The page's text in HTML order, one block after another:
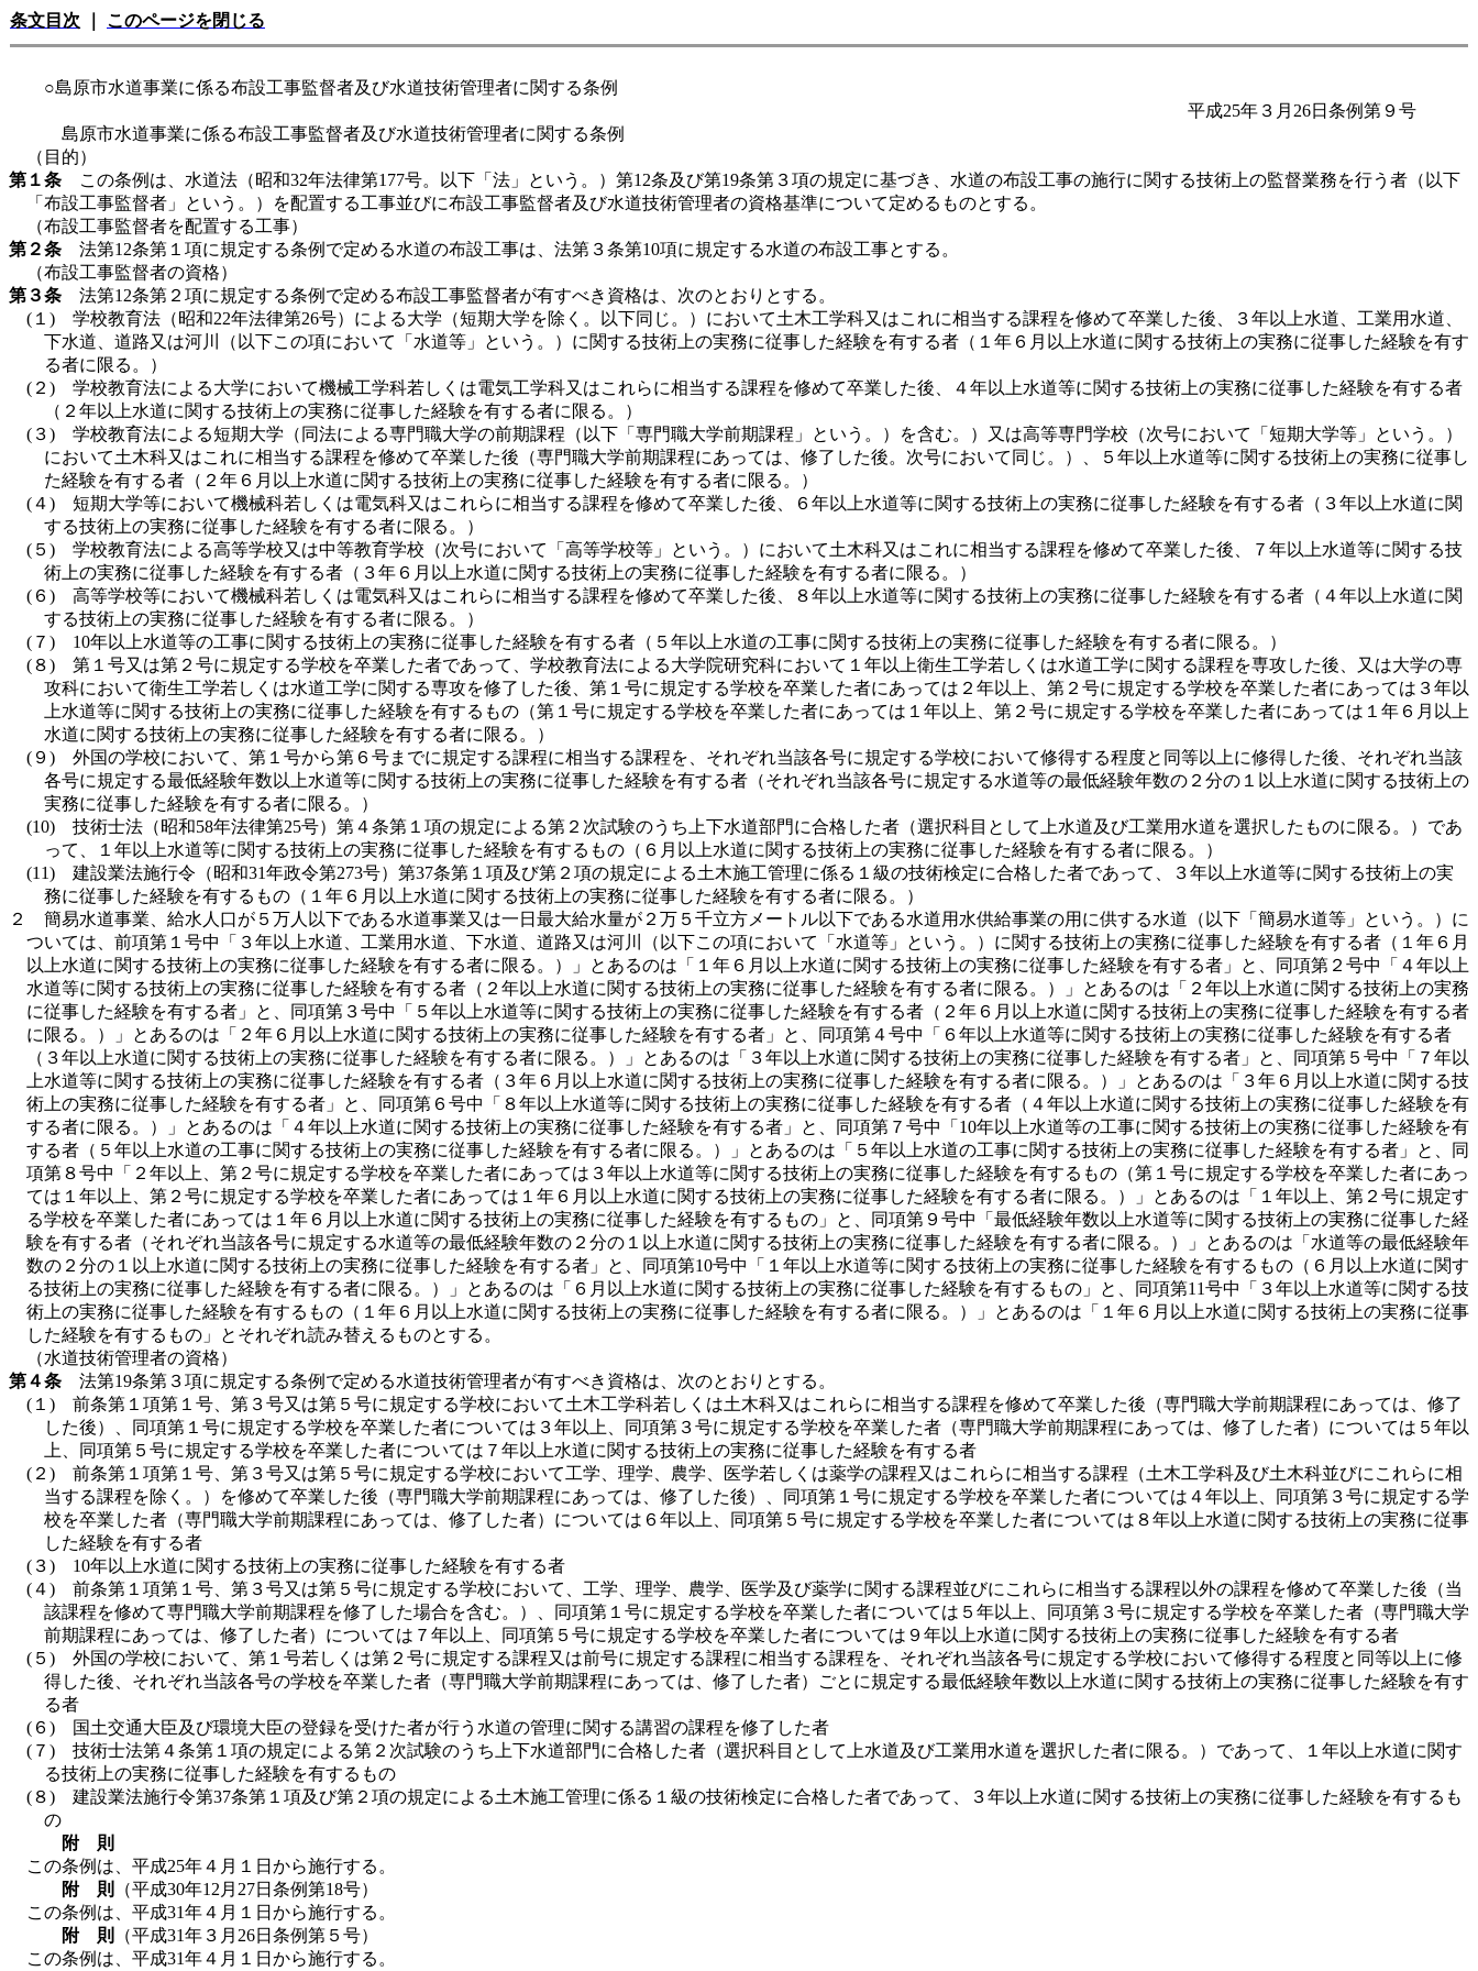
条文目次 このページを閉じる
○島原市水道事業に係る布設工事監督者及び水道技術管理者に関する条例
平成25年３月26日条例第９号
島原市水道事業に係る布設工事監督者及び水道技術管理者に関する条例
（目的）
第１条 この条例は、水道法（昭和32年法律第177号。以下「法」という。）第12条及び第19条第３項の規定に基づき、水道の布設工事の施行に関する技術上の監督業務を行う者（以下
「布設工事監督者」という。）を配置する工事並びに布設工事監督者及び水道技術管理者の資格基準について定めるものとする。
（布設工事監督者を配置する工事）
第２条 法第12条第１項に規定する条例で定める水道の布設工事は、法第３条第10項に規定する水道の布設工事とする。
（布設工事監督者の資格）
第３条 法第12条第２項に規定する条例で定める布設工事監督者が有すべき資格は、次のとおりとする。
(１) 学校教育法（昭和22年法律第26号）による大学（短期大学を除く。以下同じ。）において土木工学科又はこれに相当する課程を修めて卒業した後、３年以上水道、工業用水道、
下水道、道路又は河川（以下この項において「水道等」という。）に関する技術上の実務に従事した経験を有する者（１年６月以上水道に関する技術上の実務に従事した経験を有す
る者に限る。）
(２) 学校教育法による大学において機械工学科若しくは電気工学科又はこれらに相当する課程を修めて卒業した後、４年以上水道等に関する技術上の実務に従事した経験を有する者
（２年以上水道に関する技術上の実務に従事した経験を有する者に限る。）
(３) 学校教育法による短期大学（同法による専門職大学の前期課程（以下「専門職大学前期課程」という。）を含む。）又は高等専門学校（次号において「短期大学等」という。）
において土木科又はこれに相当する課程を修めて卒業した後（専門職大学前期課程にあっては、修了した後。次号において同じ。）、５年以上水道等に関する技術上の実務に従事し
た経験を有する者（２年６月以上水道に関する技術上の実務に従事した経験を有する者に限る。）
(４) 短期大学等において機械科若しくは電気科又はこれらに相当する課程を修めて卒業した後、６年以上水道等に関する技術上の実務に従事した経験を有する者（３年以上水道に関
する技術上の実務に従事した経験を有する者に限る。）
(５) 学校教育法による高等学校又は中等教育学校（次号において「高等学校等」という。）において土木科又はこれに相当する課程を修めて卒業した後、７年以上水道等に関する技
術上の実務に従事した経験を有する者（３年６月以上水道に関する技術上の実務に従事した経験を有する者に限る。）
(６) 高等学校等において機械科若しくは電気科又はこれらに相当する課程を修めて卒業した後、８年以上水道等に関する技術上の実務に従事した経験を有する者（４年以上水道に関
する技術上の実務に従事した経験を有する者に限る。）
(７) 10年以上水道等の工事に関する技術上の実務に従事した経験を有する者（５年以上水道の工事に関する技術上の実務に従事した経験を有する者に限る。）
(８) 第１号又は第２号に規定する学校を卒業した者であって、学校教育法による大学院研究科において１年以上衛生工学若しくは水道工学に関する課程を専攻した後、又は大学の専
攻科において衛生工学若しくは水道工学に関する専攻を修了した後、第１号に規定する学校を卒業した者にあっては２年以上、第２号に規定する学校を卒業した者にあっては３年以
上水道等に関する技術上の実務に従事した経験を有するもの（第１号に規定する学校を卒業した者にあっては１年以上、第２号に規定する学校を卒業した者にあっては１年６月以上
水道に関する技術上の実務に従事した経験を有する者に限る。）
(９) 外国の学校において、第１号から第６号までに規定する課程に相当する課程を、それぞれ当該各号に規定する学校において修得する程度と同等以上に修得した後、それぞれ当該
各号に規定する最低経験年数以上水道等に関する技術上の実務に従事した経験を有する者（それぞれ当該各号に規定する水道等の最低経験年数の２分の１以上水道に関する技術上の
実務に従事した経験を有する者に限る。）
(10) 技術士法（昭和58年法律第25号）第４条第１項の規定による第２次試験のうち上下水道部門に合格した者（選択科目として上水道及び工業用水道を選択したものに限る。）であ
って、１年以上水道等に関する技術上の実務に従事した経験を有するもの（６月以上水道に関する技術上の実務に従事した経験を有する者に限る。）
(11) 建設業法施行令（昭和31年政令第273号）第37条第１項及び第２項の規定による土木施工管理に係る１級の技術検定に合格した者であって、３年以上水道等に関する技術上の実
務に従事した経験を有するもの（１年６月以上水道に関する技術上の実務に従事した経験を有する者に限る。）
２ 簡易水道事業、給水人口が５万人以下である水道事業又は一日最大給水量が２万５千立方メートル以下である水道用水供給事業の用に供する水道（以下「簡易水道等」という。）に
ついては、前項第１号中「３年以上水道、工業用水道、下水道、道路又は河川（以下この項において「水道等」という。）に関する技術上の実務に従事した経験を有する者（１年６月
以上水道に関する技術上の実務に従事した経験を有する者に限る。）」とあるのは「１年６月以上水道に関する技術上の実務に従事した経験を有する者」と、同項第２号中「４年以上
水道等に関する技術上の実務に従事した経験を有する者（２年以上水道に関する技術上の実務に従事した経験を有する者に限る。）」とあるのは「２年以上水道に関する技術上の実務
に従事した経験を有する者」と、同項第３号中「５年以上水道等に関する技術上の実務に従事した経験を有する者（２年６月以上水道に関する技術上の実務に従事した経験を有する者
に限る。）」とあるのは「２年６月以上水道に関する技術上の実務に従事した経験を有する者」と、同項第４号中「６年以上水道等に関する技術上の実務に従事した経験を有する者
（３年以上水道に関する技術上の実務に従事した経験を有する者に限る。）」とあるのは「３年以上水道に関する技術上の実務に従事した経験を有する者」と、同項第５号中「７年以
上水道等に関する技術上の実務に従事した経験を有する者（３年６月以上水道に関する技術上の実務に従事した経験を有する者に限る。）」とあるのは「３年６月以上水道に関する技
術上の実務に従事した経験を有する者」と、同項第６号中「８年以上水道等に関する技術上の実務に従事した経験を有する者（４年以上水道に関する技術上の実務に従事した経験を有
する者に限る。）」とあるのは「４年以上水道に関する技術上の実務に従事した経験を有する者」と、同項第７号中「10年以上水道等の工事に関する技術上の実務に従事した経験を有
する者（５年以上水道の工事に関する技術上の実務に従事した経験を有する者に限る。）」とあるのは「５年以上水道の工事に関する技術上の実務に従事した経験を有する者」と、同
項第８号中「２年以上、第２号に規定する学校を卒業した者にあっては３年以上水道等に関する技術上の実務に従事した経験を有するもの（第１号に規定する学校を卒業した者にあっ
ては１年以上、第２号に規定する学校を卒業した者にあっては１年６月以上水道に関する技術上の実務に従事した経験を有する者に限る。）」とあるのは「１年以上、第２号に規定す
る学校を卒業した者にあっては１年６月以上水道に関する技術上の実務に従事した経験を有するもの」と、同項第９号中「最低経験年数以上水道等に関する技術上の実務に従事した経
験を有する者（それぞれ当該各号に規定する水道等の最低経験年数の２分の１以上水道に関する技術上の実務に従事した経験を有する者に限る。）」とあるのは「水道等の最低経験年
数の２分の１以上水道に関する技術上の実務に従事した経験を有する者」と、同項第10号中「１年以上水道等に関する技術上の実務に従事した経験を有するもの（６月以上水道に関す
る技術上の実務に従事した経験を有する者に限る。）」とあるのは「６月以上水道に関する技術上の実務に従事した経験を有するもの」と、同項第11号中「３年以上水道等に関する技
術上の実務に従事した経験を有するもの（１年６月以上水道に関する技術上の実務に従事した経験を有する者に限る。）」とあるのは「１年６月以上水道に関する技術上の実務に従事
した経験を有するもの」とそれぞれ読み替えるものとする。
（水道技術管理者の資格）
第４条 法第19条第３項に規定する条例で定める水道技術管理者が有すべき資格は、次のとおりとする。
(１) 前条第１項第１号、第３号又は第５号に規定する学校において土木工学科若しくは土木科又はこれらに相当する課程を修めて卒業した後（専門職大学前期課程にあっては、修了
した後）、同項第１号に規定する学校を卒業した者については３年以上、同項第３号に規定する学校を卒業した者（専門職大学前期課程にあっては、修了した者）については５年以
上、同項第５号に規定する学校を卒業した者については７年以上水道に関する技術上の実務に従事した経験を有する者
(２) 前条第１項第１号、第３号又は第５号に規定する学校において工学、理学、農学、医学若しくは薬学の課程又はこれらに相当する課程（土木工学科及び土木科並びにこれらに相
当する課程を除く。）を修めて卒業した後（専門職大学前期課程にあっては、修了した後）、同項第１号に規定する学校を卒業した者については４年以上、同項第３号に規定する学
校を卒業した者（専門職大学前期課程にあっては、修了した者）については６年以上、同項第５号に規定する学校を卒業した者については８年以上水道に関する技術上の実務に従事
した経験を有する者
(３) 10年以上水道に関する技術上の実務に従事した経験を有する者
(４) 前条第１項第１号、第３号又は第５号に規定する学校において、工学、理学、農学、医学及び薬学に関する課程並びにこれらに相当する課程以外の課程を修めて卒業した後（当
該課程を修めて専門職大学前期課程を修了した場合を含む。）、同項第１号に規定する学校を卒業した者については５年以上、同項第３号に規定する学校を卒業した者（専門職大学
前期課程にあっては、修了した者）については７年以上、同項第５号に規定する学校を卒業した者については９年以上水道に関する技術上の実務に従事した経験を有する者
(５) 外国の学校において、第１号若しくは第２号に規定する課程又は前号に規定する課程に相当する課程を、それぞれ当該各号に規定する学校において修得する程度と同等以上に修
得した後、それぞれ当該各号の学校を卒業した者（専門職大学前期課程にあっては、修了した者）ごとに規定する最低経験年数以上水道に関する技術上の実務に従事した経験を有す
る者
(６) 国土交通大臣及び環境大臣の登録を受けた者が行う水道の管理に関する講習の課程を修了した者
(７) 技術士法第４条第１項の規定による第２次試験のうち上下水道部門に合格した者（選択科目として上水道及び工業用水道を選択した者に限る。）であって、１年以上水道に関す
る技術上の実務に従事した経験を有するもの
(８) 建設業法施行令第37条第１項及び第２項の規定による土木施工管理に係る１級の技術検定に合格した者であって、３年以上水道に関する技術上の実務に従事した経験を有するも
の
附 則
この条例は、平成25年４月１日から施行する。
附 則
（平成30年12月27日条例第18号）
この条例は、平成31年４月１日から施行する。
附 則
（平成31年３月26日条例第５号）
この条例は、平成31年４月１日から施行する。